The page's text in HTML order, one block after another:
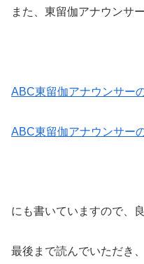
また、東留伽アナウンサ
ABC東留伽アナウンサー
ABC東留伽アナウンサー
にも書いていますので、
最後まで読んでいただき